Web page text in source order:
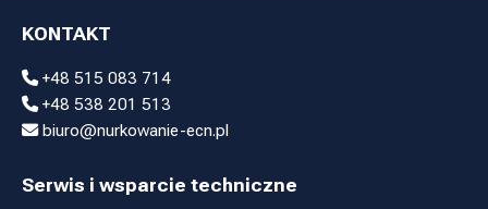
KONTAKT
+48 515 083 714
+48 538 201 513
biuro@nurkowanie-ecn.pl
Serwis i wsparcie techniczne